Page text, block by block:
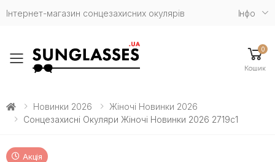
Інтернет-магазин сонцезахисних окулярів Iнфо
Toggle mobile menu
0
Кошик
Новинки 2026
Жіночі Новинки 2026
Сонцезахисні Окуляри Жіночі Новинки 2026 2719c1
Акція